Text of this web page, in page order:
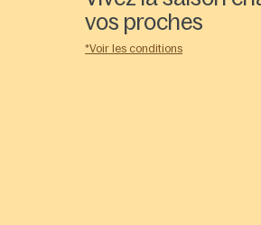
vos proches
*Voir les conditions